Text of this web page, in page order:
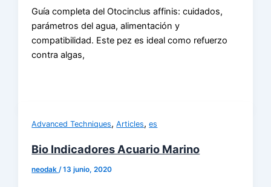
Guía completa del Otocinclus affinis: cuidados,
parámetros del agua, alimentación y
compatibilidad. Este pez es ideal como refuerzo
contra algas,
Advanced Techniques,Articles,es
Bio Indicadores Acuario Marino
neodak/13 junio, 2020